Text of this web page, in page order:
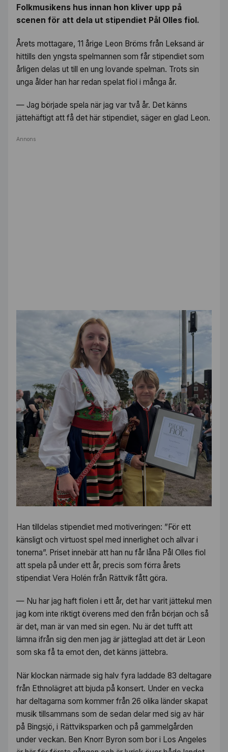
Folkmusikens hus innan hon kliver upp på
scenen för att dela ut stipendiet Pål Olles fiol.
Årets mottagare, 11 årige Leon Bröms från Leksand är
hittills den yngsta spelmannen som får stipendiet som
årligen delas ut till en ung lovande spelman. Trots sin
unga ålder han har redan spelat fiol i många år.
— Jag började spela när jag var två år. Det känns
jättehäftigt att få det här stipendiet, säger en glad Leon.
Annons
Han tilldelas stipendiet med motiveringen: ”För ett
känsligt och virtuost spel med innerlighet och allvar i
tonerna”. Priset innebär att han nu får låna Pål Olles fiol
att spela på under ett år, precis som förra årets
stipendiat Vera Holén från Rättvik fått göra.
— Nu har jag haft fiolen i ett år, det har varit jättekul men
jag kom inte riktigt överens med den från början och så
är det, man är van med sin egen. Nu är det tufft att
lämna ifrån sig den men jag är jätteglad att det är Leon
som ska få ta emot den, det känns jättebra.
När klockan närmade sig halv fyra laddade 83 deltagare
från Ethnolägret att bjuda på konsert. Under en vecka
har deltagarna som kommer från 26 olika länder skapat
musik tillsammans som de sedan delar med sig av här
på Bingsjö, i Rättviksparken och på gammelgården
under veckan. Ben Knorr Byron som bor i Los Angeles